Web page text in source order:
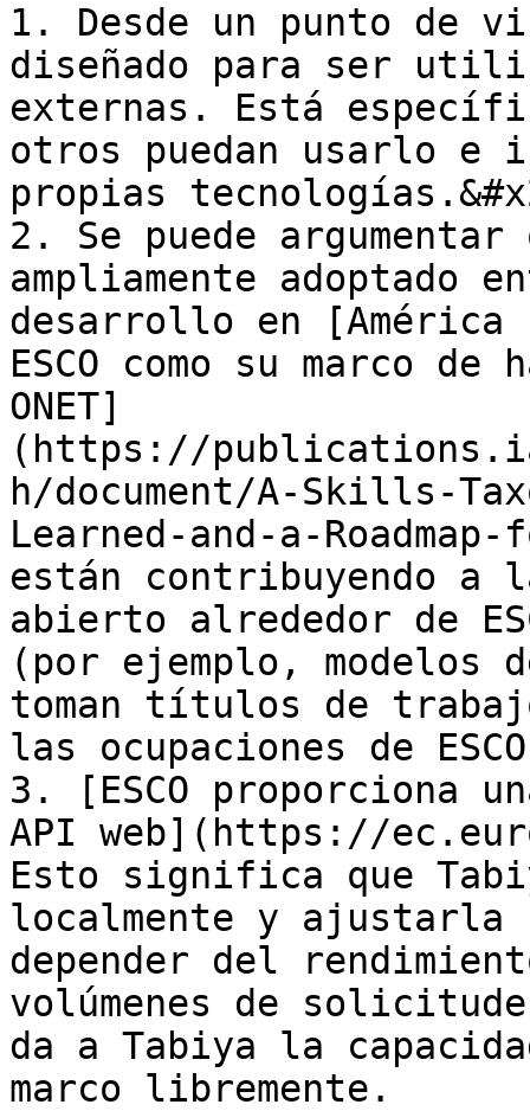
1. Desde un punto de
diseñado para ser
externas. Está
otros puedan usarlo e
propias
2. Se puede argumentar
ampliamente adoptado
desarrollo en [América
ESCO como su marco
ONET]
(https://
h/document/A-Skills-
Learned-and-a-
están contribuyendo a
abierto alrededor de
(por ejemplo, modelos
toman títulos de
las ocupaciones de
3. [ESCO proporciona
API web](https://
Esto significa que
localmente y ajustarla
depender del
volúmenes de
da a Tabiya la
marco libremente.